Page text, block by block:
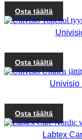
Osta täältä
Osta täältä
Univisio
Osta täältä
Labtex